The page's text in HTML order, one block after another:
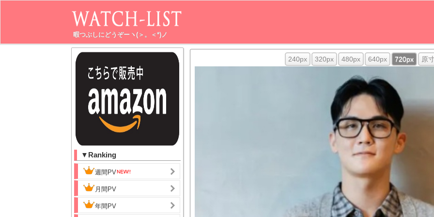
暇つぶしにどうぞーヽ(＞。＜*)ノ
▼Ranking
週間PV
月間PV
年間PV
240px 320px 480px 640px 720px 原